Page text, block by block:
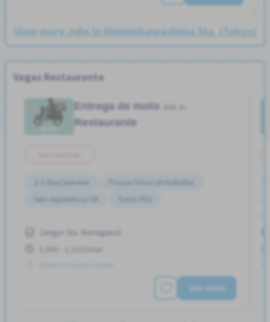
View more Jobs in Shimmikawashima Sta. (Tokyo)
Vagas Restaurante
Entrega de moto
Restaurante
2-3 dias/semana
Poucas horas de trabalho
Sem experiência OK
Zengyo Sta. (Kanagawa)
1,050 - 1,313/hour
Ver mais